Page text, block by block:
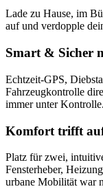
Lade zu Hause, im
auf und verdopple
Smart & Sicher
Echtzeit-GPS,
Fahrzeugkontrolle
immer unter Kontrolle.
Komfort trifft
Platz für zwei,
Fensterheber,
urbane Mobilität war